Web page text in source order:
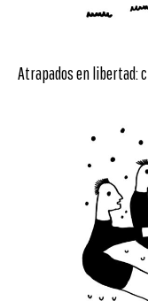
Atrapados en libertad: